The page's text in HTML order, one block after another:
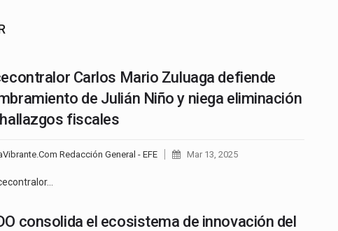
Carlos Mario Zuluaga defiende
de Julián Niño y niega eliminación
fiscales
Redacción General - EFE Mar 13, 2025
consolida el ecosistema de innovación del